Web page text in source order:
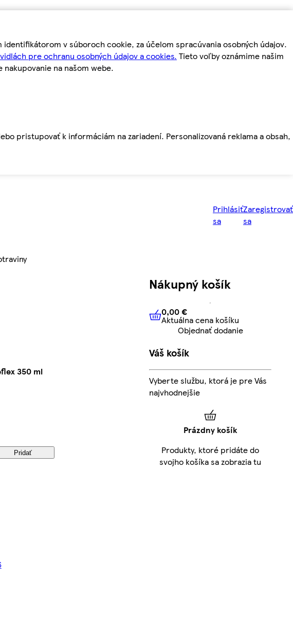
v súboroch cookie, za účelom spracúvania osobných údajov.
pre ochranu osobných údajov a cookies. Tieto voľby oznámime našim
na našom webe.
pristupovať k informáciám na zariadení. Personalizovaná reklama a obsah,
Prihlásiť
sa
Zaregistrovať
sa
350 ml
Pridať
Nákupný košík
0,00 € Aktuálna cena košíku
0,00 €
Aktuálna cena košíku
Objednať dodanie
Váš košík
Vyberte službu, ktorá je pre Vás
najvhodnejšie
Prázdny košík
Produkty, ktoré pridáte do
svojho košíka sa zobrazia tu